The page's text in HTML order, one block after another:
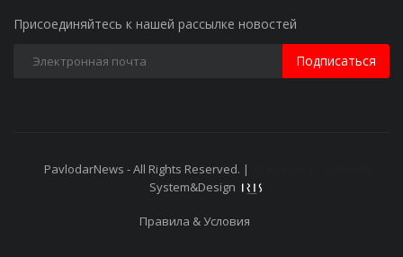
Присоединяйтесь к нашей рассылке новостей
Подписаться
PavlodarNews - All Rights Reserved. |
System&Design
Правила & Условия